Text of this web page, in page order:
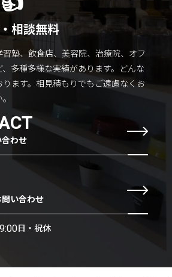
要
相談無料
塾、飲食店、美容院、治療院、オフ
多種多様な実績があります。 どんな
ます。 相見積もりでもご遠慮なくお
わせ
い合わせ
日・祝休